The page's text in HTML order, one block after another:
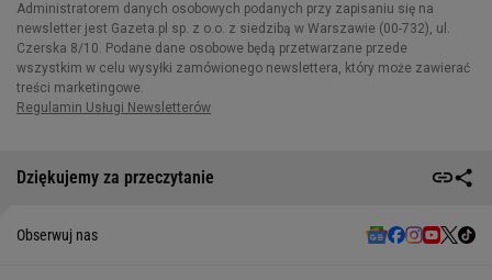
Dziękujemy za przeczytanie
Obserwuj nas